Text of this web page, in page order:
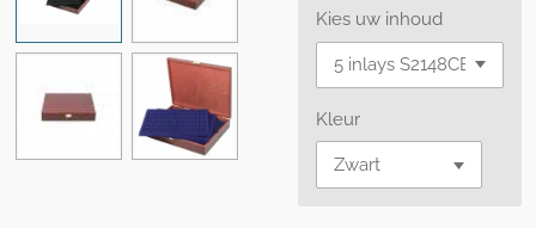
Kies uw inhoud
Kleur